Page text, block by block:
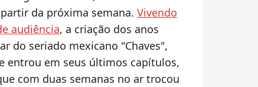
da próxima semana. Vivendo
audiência, a criação dos anos
do seriado mexicano "Chaves",
entrou em seus últimos capítulos,
com duas semanas no ar trocou